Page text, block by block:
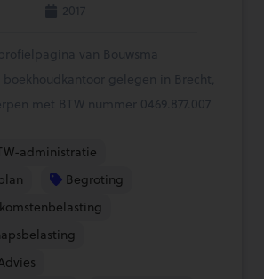
2017
van Bouwsma
gelegen in Brecht,
met BTW nummer 0469.877.007
administratie
Begroting